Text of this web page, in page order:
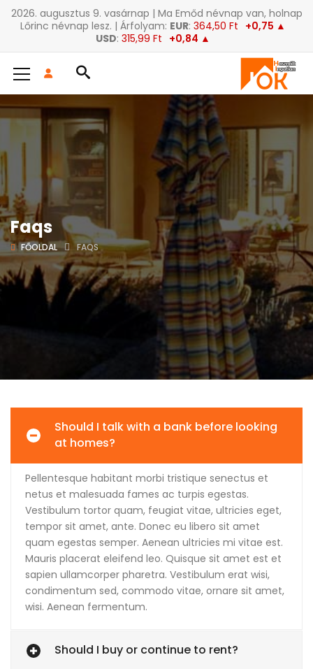
2026. augusztus 9. vasárnap | Ma Emőd névnap van, holnap
Lőrinc névnap lesz. | Árfolyam: EUR: 364,50 Ft +0,75 ▲
USD: 315,99 Ft +0,84 ▲
Faqs
FŐOLDAL FAQS
Should I talk with a bank before looking
at homes?
Pellentesque habitant morbi tristique senectus et
netus et malesuada fames ac turpis egestas.
Vestibulum tortor quam, feugiat vitae, ultricies eget,
tempor sit amet, ante. Donec eu libero sit amet
quam egestas semper. Aenean ultricies mi vitae est.
Mauris placerat eleifend leo. Quisque sit amet est et
sapien ullamcorper pharetra. Vestibulum erat wisi,
condimentum sed, commodo vitae, ornare sit amet,
wisi. Aenean fermentum.
Should I buy or continue to rent?